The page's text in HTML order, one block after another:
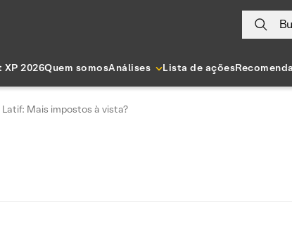
XP 2026Quem somosAnálises Lista de ações
Latif: Mais impostos à vista?